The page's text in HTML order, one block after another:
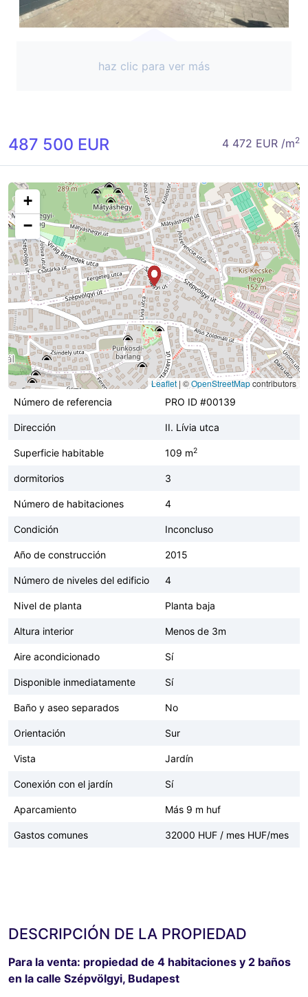
haz clic para ver más
487 500 EUR 4 472 EUR /m2
+
−
Leaflet | ©OpenStreetMapcontributors
Número de referencia
PRO ID #00139
Dirección II. Lívia utca
Superficie habitable 109 m2
dormitorios 3
Número de habitaciones 4
Condición Inconcluso
Año de construcción 2015
Número de niveles del edificio 4
Nivel de planta Planta baja
Altura interior Menos de 3m
Aire acondicionado Sí
Disponible inmediatamente Sí
Baño y aseo separados No
Orientación Sur
Vista Jardín
Conexión con el jardín Sí
Aparcamiento Más 9 m huf
Gastos comunes 32000 HUF / mes HUF/mes
DESCRIPCIÓN DE LA PROPIEDAD
Para la venta: propiedad de 4 habitaciones y 2 baños
en la calle Szépvölgyi, Budapest